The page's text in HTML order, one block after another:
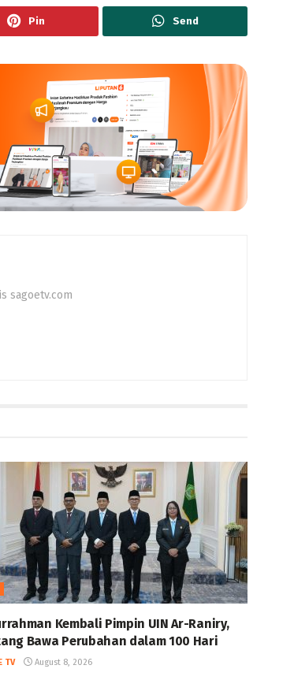
Pin Send
sagoetv.com
Kembali Pimpin UIN Ar-Raniry,
Bawa Perubahan dalam 100 Hari
TV August 8, 2026